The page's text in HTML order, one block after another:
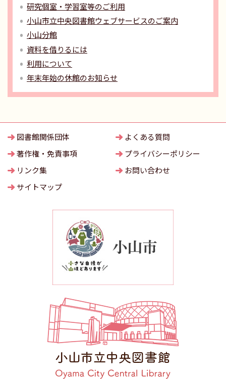
研究個室・学習室等のご利用
小山市立中央図書館ウェブサービスのご案内
小山分館
資料を借りるには
利用について
年末年始の休館のお知らせ
図書館関係団体
よくある質問
著作権・免責事項
プライバシーポリシー
リンク集
お問い合わせ
サイトマップ